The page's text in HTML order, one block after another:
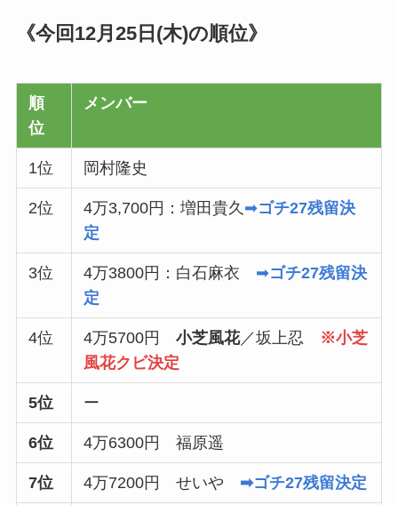
《今回12月25日(木)の順位》
順
位
メンバー
1位 岡村隆史
2位 4万3,700円：増田貴久➡ゴチ27残留決
定
3位 4万3800円：白石麻衣 ➡ゴチ27残留決
定
4位 4万5700円小芝風花／坂上忍 ※小芝
風花クビ決定
5位 ー
6位 4万6300円 福原遥
7位 4万7200円 せいや ➡ゴチ27残留決定